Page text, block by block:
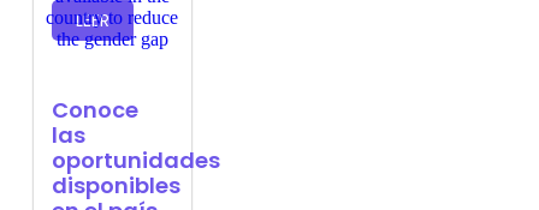
LEER
Conoce
las
oportunidades
disponibles